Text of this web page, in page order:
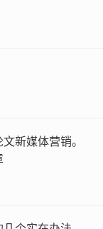
新媒体营销。